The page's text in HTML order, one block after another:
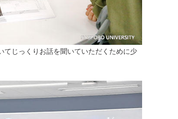
じっくりお話を聞いていただくために少